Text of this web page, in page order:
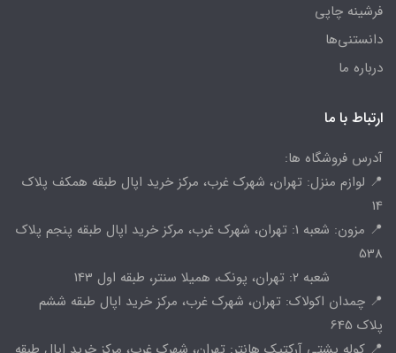
فرشینه چاپی
دانستنی‌ها
درباره ما
ارتباط با ما
آدرس فروشگاه ها:
📍 لوازم منزل: تهران، شهرک غرب، مرکز خرید اپال طبقه همکف پلاک
14
📍 مزون: شعبه 1: تهران، شهرک غرب، مرکز خرید اپال طبقه پنجم پلاک
538
شعبه 2: تهران، پونک، همیلا سنتر، طبقه اول 143
📍 چمدان اکولاک: تهران، شهرک غرب، مرکز خرید اپال طبقه ششم
پلاک 645